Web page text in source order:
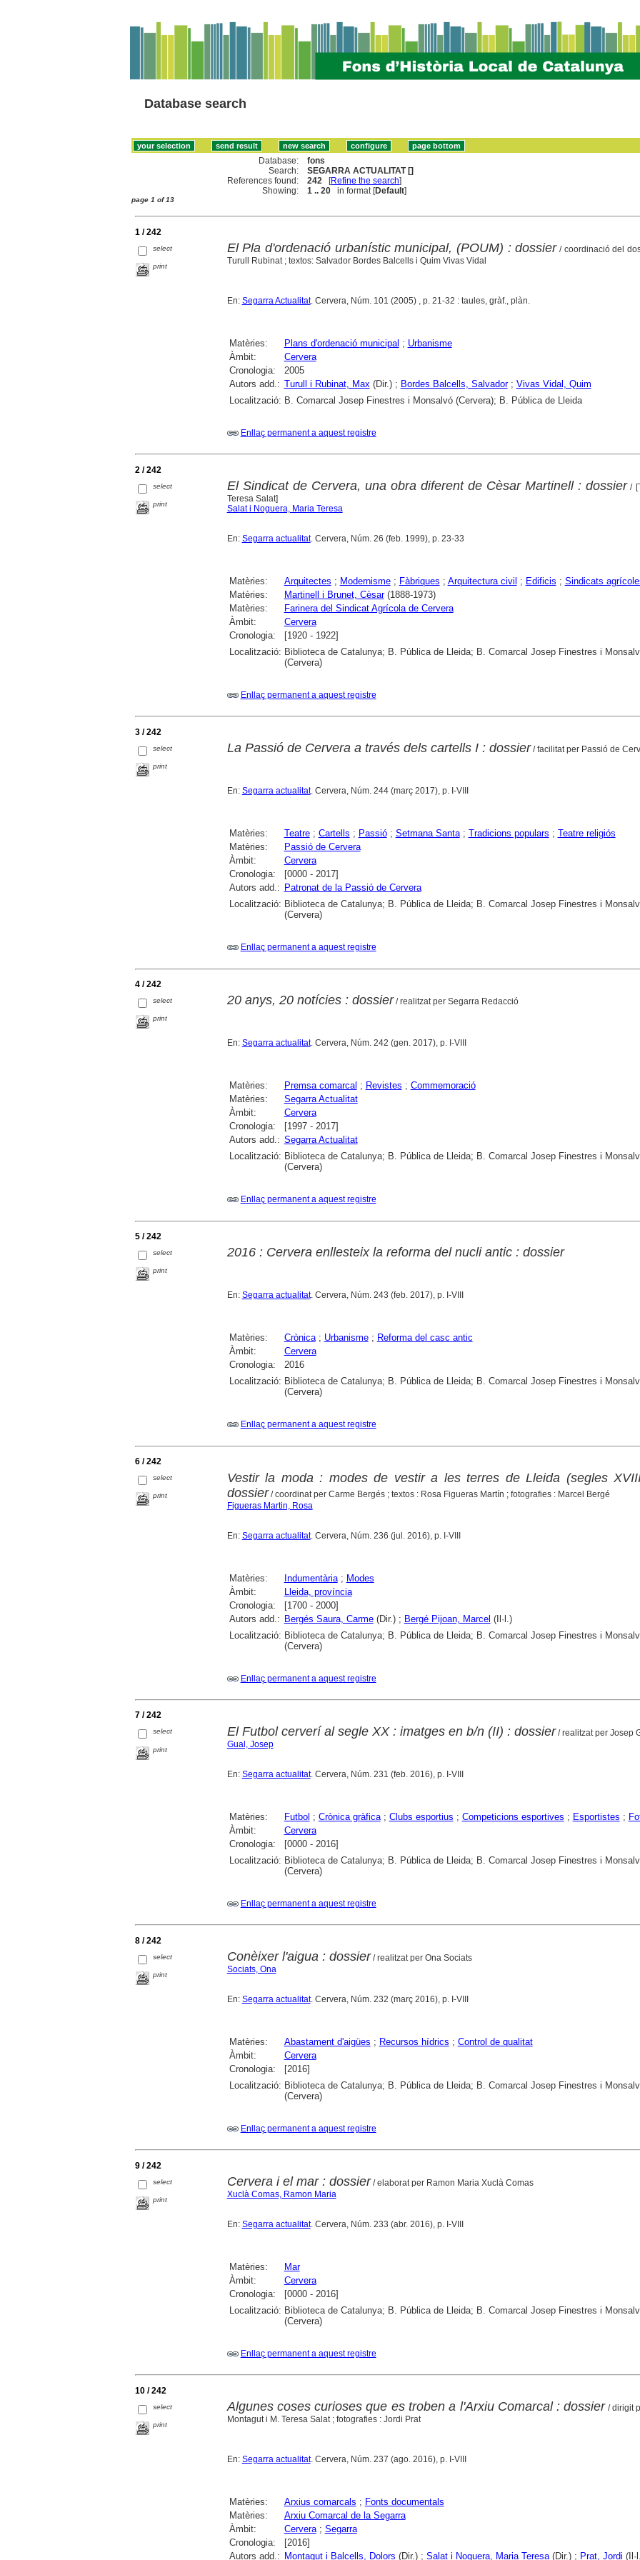
Database search
Database:
fons
Search:
SEGARRA ACTUALITAT []
References found:
242 [Refine the search]
Showing:
1 .. 20 in format [Default]
page 1 of 13
1 / 242
select
print
El Pla d'ordenació urbanístic municipal, (POUM) : dossier/ coordinació del
Turull Rubinat ; textos: Salvador Bordes Balcells i Quim Vivas Vidal
En: Segarra Actualitat. Cervera, Núm. 101 (2005) , p. 21-32 : taules, gràf., plàn.
Matèries: Plans d'ordenació municipal ; Urbanisme
Àmbit:
Cervera
Cronologia:
2005
Autors add.: Turull i Rubinat, Max (Dir.) ; Bordes Balcells, Salvador; Vivas Vidal, Quim
Localització: B. Comarcal Josep Finestres i Monsalvó (Cervera); B. Pública de Lleida
Enllaç permanent a aquest registre
2 / 242
select
print
El Sindicat de Cervera, una obra diferent de Cèsar Martinell : dossier/
Teresa Salat]
Salat i Noguera, Maria Teresa
En: Segarra actualitat. Cervera, Núm. 26 (feb. 1999), p. 23-33
Matèries: Arquitectes ; Modernisme; Fàbriques ; Arquitectura civil ; Edificis ; Sindicats
Matèries:
Martinell i Brunet, Cèsar(1888-1973)
Matèries:
Farinera del Sindicat Agrícola de Cervera
Àmbit:
Cervera
Cronologia:
[1920 - 1922]
Localització: Biblioteca de Catalunya; B. Pública de Lleida; B. Comarcal Josep Finestres i
(Cervera)
Enllaç permanent a aquest registre
3 / 242
select
print
La Passió de Cervera a través dels cartells I : dossier/ facilitat per Passió de
En: Segarra actualitat. Cervera, Núm. 244 (març 2017), p. I-VIII
Matèries: Teatre; Cartells ; Passió; Setmana Santa; Tradicions populars ; Teatre religiós
Matèries:
Passió de Cervera
Àmbit:
Cervera
Cronologia:
[0000 - 2017]
Autors add.: Patronat de la Passió de Cervera
Localització: Biblioteca de Catalunya; B. Pública de Lleida; B. Comarcal Josep Finestres i
(Cervera)
Enllaç permanent a aquest registre
4 / 242
select
print
20 anys, 20 notícies : dossier/ realitzat per Segarra Redacció
En: Segarra actualitat. Cervera, Núm. 242 (gen. 2017), p. I-VIII
Matèries: Premsa comarcal ; Revistes ; Commemoració
Matèries:
Segarra Actualitat
Àmbit:
Cervera
Cronologia:
[1997 - 2017]
Autors add.: Segarra Actualitat
Localització: Biblioteca de Catalunya; B. Pública de Lleida; B. Comarcal Josep Finestres i
(Cervera)
Enllaç permanent a aquest registre
5 / 242
select
print
2016 : Cervera enllesteix la reforma del nucli antic : dossier
En: Segarra actualitat. Cervera, Núm. 243 (feb. 2017), p. I-VIII
Matèries: Crònica; Urbanisme; Reforma del casc antic
Àmbit:
Cervera
Cronologia:
2016
Localització: Biblioteca de Catalunya; B. Pública de Lleida; B. Comarcal Josep Finestres i
(Cervera)
Enllaç permanent a aquest registre
6 / 242
select
print
Vestir la moda : modes de vestir a les terres de Lleida (segles
dossier/ coordinat per Carme Bergés ; textos : Rosa Figueras Martín ; fotografies : Marcel Bergé
Figueras Martin, Rosa
En: Segarra actualitat. Cervera, Núm. 236 (jul. 2016), p. I-VIII
Matèries: Indumentària; Modes
Àmbit:
Lleida, província
Cronologia:
[1700 - 2000]
Autors add.: Bergés Saura, Carme(Dir.) ; Bergé Pijoan, Marcel (Il·l.)
Localització: Biblioteca de Catalunya; B. Pública de Lleida; B. Comarcal Josep Finestres i
(Cervera)
Enllaç permanent a aquest registre
7 / 242
select
print
El Futbol cerverí al segle XX : imatges en b/n (II) : dossier/ realitzat per Josep
Gual, Josep
En: Segarra actualitat. Cervera, Núm. 231 (feb. 2016), p. I-VIII
Matèries: Futbol ; Crònica gràfica; Clubs esportius ; Competicions esportives ; Esportistes ;
Àmbit:
Cervera
Cronologia:
[0000 - 2016]
Localització: Biblioteca de Catalunya; B. Pública de Lleida; B. Comarcal Josep Finestres i
(Cervera)
Enllaç permanent a aquest registre
8 / 242
select
print
Conèixer l'aigua : dossier/ realitzat per Ona Sociats
Sociats, Ona
En: Segarra actualitat. Cervera, Núm. 232 (març 2016), p. I-VIII
Matèries: Abastament d'aigües ; Recursos hídrics ; Control de qualitat
Àmbit:
Cervera
Cronologia:
[2016]
Localització: Biblioteca de Catalunya; B. Pública de Lleida; B. Comarcal Josep Finestres i
(Cervera)
Enllaç permanent a aquest registre
9 / 242
select
print
Cervera i el mar : dossier/ elaborat per Ramon Maria Xuclà Comas
Xuclà Comas, Ramon Maria
En: Segarra actualitat. Cervera, Núm. 233 (abr. 2016), p. I-VIII
Matèries:
Mar
Àmbit:
Cervera
Cronologia:
[0000 - 2016]
Localització: Biblioteca de Catalunya; B. Pública de Lleida; B. Comarcal Josep Finestres i
(Cervera)
Enllaç permanent a aquest registre
10 / 242
select
print
Algunes coses curioses que es troben a l'Arxiu Comarcal : dossier/ dirigit
Montagut i M. Teresa Salat ; fotografies : Jordi Prat
En: Segarra actualitat. Cervera, Núm. 237 (ago. 2016), p. I-VIII
Matèries: Arxius comarcals ; Fonts documentals
Matèries:
Arxiu Comarcal de la Segarra
Àmbit:
Cervera; Segarra
Cronologia:
[2016]
Autors add.: Montagut i Balcells, Dolors (Dir.) ; Salat i Noguera, Maria Teresa(Dir.) ; Prat, Jordi